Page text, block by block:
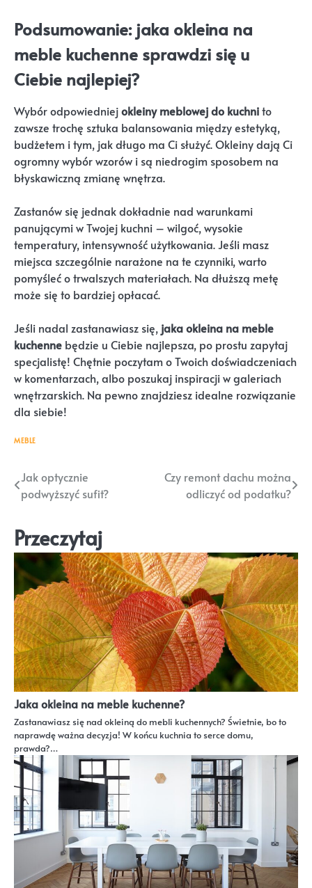
Podsumowanie: jaka okleina na
meble kuchenne sprawdzi się u
Ciebie najlepiej?
Wybór odpowiedniejokleiny meblowej do kuchnito
zawsze trochę sztuka balansowania między estetyką,
budżetem i tym, jak długo ma Ci służyć. Okleiny dają Ci
ogromny wybór wzorów i są niedrogim sposobem na
błyskawiczną zmianę wnętrza.
Zastanów się jednak dokładnie nad warunkami
panującymi w Twojej kuchni – wilgoć, wysokie
temperatury, intensywność użytkowania. Jeśli masz
miejsca szczególnie narażone na te czynniki, warto
pomyśleć o trwalszych materiałach. Na dłuższą metę
może się to bardziej opłacać.
Jeśli nadal zastanawiasz się, jaka okleina na meble
kuchenne będzie u Ciebie najlepsza, po prostu zapytaj
specjalistę! Chętnie poczytam o Twoich doświadczeniach
w komentarzach, albo poszukaj inspiracji w galeriach
wnętrzarskich. Na pewno znajdziesz idealne rozwiązanie
dla siebie!
MEBLE
Nawigacja
wpisu
Jak optycznie
podwyższyć sufit?
Czy remont dachu można
odliczyć od podatku?
Przeczytaj
Jaka okleina na meble kuchenne?
Zastanawiasz się nad okleiną do mebli kuchennych? Świetnie, bo to
naprawdę ważna decyzja! W końcu kuchnia to serce domu,
prawda?…